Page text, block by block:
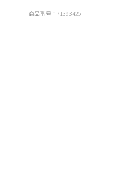
商品番号： 71393425